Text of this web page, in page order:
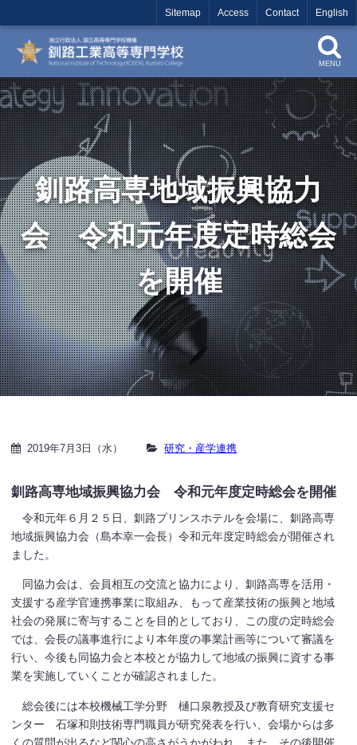
Sitemap Access Contact English
MENU
釧路高専地域振興協力
会 令和元年度定時総会
を開催
2019年7月3日（水） 研究・産学連携
釧路高専地域振興協力会 令和元年度定時総会を開催
令和元年６月２５日、釧路プリンスホテルを会場に、釧路高専
地域振興協力会（島本幸一会長）令和元年度定時総会が開催され
ました。
同協力会は、会員相互の交流と協力により、釧路高専を活用・
支援する産学官連携事業に取組み、もって産業技術の振興と地域
社会の発展に寄与することを目的としており、この度の定時総会
では、会長の議事進行により本年度の事業計画等について審議を
行い、今後も同協力会と本校とが協力して地域の振興に資する事
業を実施していくことが確認されました。
総会後には本校機械工学分野 樋口泉教授及び教育研究支援セ
ンター 石塚和則技術専門職員が研究発表を行い、会場からは多
くの質問が出るなど関心の高さがうかがわれ、また、その後開催